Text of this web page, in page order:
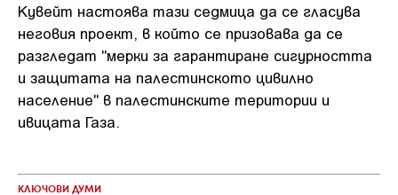
Кувейт настоява тази седмица да се гласува
неговия проект, в който се призовава да се
разгледат "мерки за гарантиране сигурността
и защитата на палестинското цивилно
население" в палестинските територии и
ивицата Газа.
КЛЮЧОВИ ДУМИ